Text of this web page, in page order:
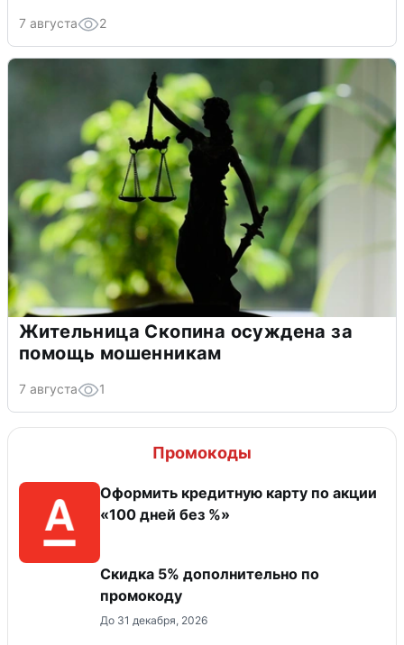
7 августа 2
Жительница Скопина осуждена за
помощь мошенникам
7 августа 1
Промокоды
Оформить кредитную карту по акции
«100 дней без %»
Скидка 5% дополнительно по
промокоду
До 31 декабря, 2026